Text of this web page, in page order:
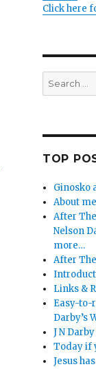
Click here
Search
for:
TOP
Ginosko
About
After
Nelson
more…
After
Links &
Easy-to-
Darby’s
J N
Today if
Jesus